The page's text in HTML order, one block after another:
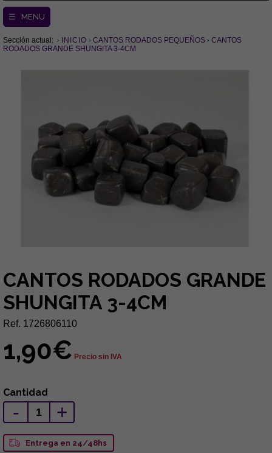
☰ MENU
Sección actual: INICIO CANTOS RODADOS PEQUEÑOS
CANTOS
RODADOS GRANDE SHUNGITA 3-4CM
CANTOS RODADOS GRANDE
SHUNGITA 3-4CM
Ref. 1726806110
1,90€ Precio sin IVA
Cantidad
- +
Entrega en 24/48hs